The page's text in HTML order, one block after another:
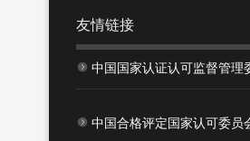
友情链接
中国国家认证认可监督管理
中国合格评定国家认可委员